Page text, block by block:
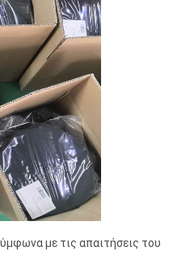
με τις απαιτήσεις του